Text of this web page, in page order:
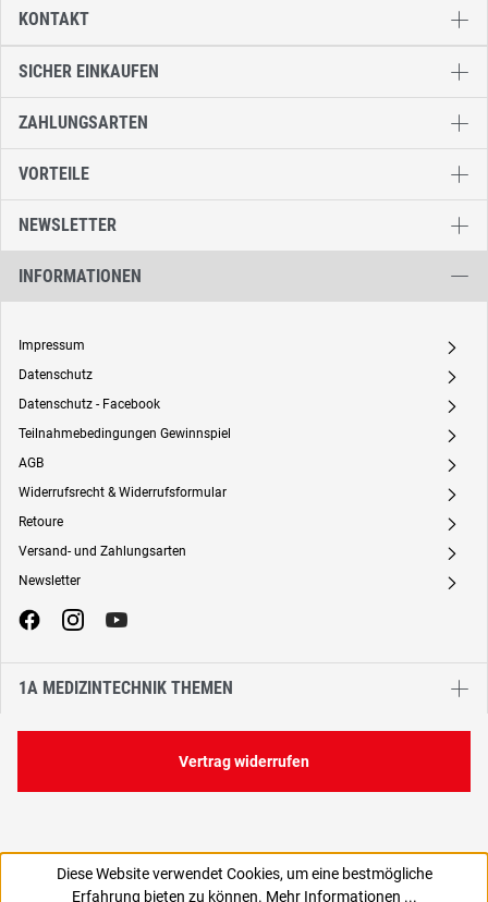
3,75 €
SICHER EINKAUFEN
ZAHLUNGSARTEN
VORTEILE
NEWSLETTER
INFORMATIONEN
Impressum A
Datenschutz A
Datenschutz - Facebook A
Teilnahmebedingungen Gewinnspiel A
AGB A
Widerrufsrecht & Widerrufsformular A
Retoure A
Versand- und Zahlungsarten A
Newsletter A
1A MEDIZINTECHNIK THEMEN
KONTAKT
Vertrag widerrufen
Diese Website verwendet Cookies, um eine bestmögliche
Erfahrung bieten zu können. Mehr Informationen ...